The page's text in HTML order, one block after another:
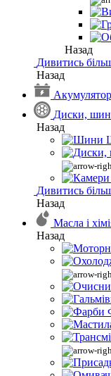
Назад
Дивитись
Назад
Диски,
Назад
Дивитись
Назад
Масла і
Назад